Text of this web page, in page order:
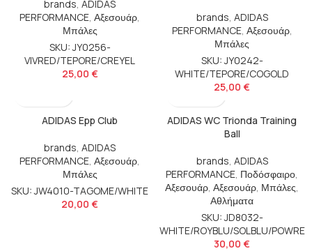
brands, ADIDAS
PERFORMANCE, Αξεσουάρ,
Μπάλες
SKU: JY0256-
VIVRED/TEPORE/CREYEL
25,00 €
brands, ADIDAS
PERFORMANCE, Αξεσουάρ,
Μπάλες
SKU: JY0242-
WHITE/TEPORE/COGOLD
25,00 €
ADIDAS Epp Club
brands, ADIDAS
PERFORMANCE, Αξεσουάρ,
Μπάλες
SKU: JW4010-TAGOME/WHITE
20,00 €
ADIDAS WC Trionda Training
Ball
brands, ADIDAS
PERFORMANCE, Ποδόσφαιρο,
Αξεσουάρ,Αξεσουάρ, Μπάλες,
Αθλήματα
SKU: JD8032-
WHITE/ROYBLU/SOLBLU/POWRE
30,00 €